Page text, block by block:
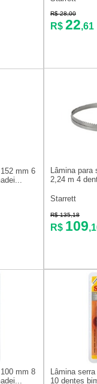
R$ 28,00
R$ 22,61
mm 6
Lâmina para
2,24 m 4
Starrett
R$ 135,18
R$ 109
mm 8
Lâmina
10 dentes